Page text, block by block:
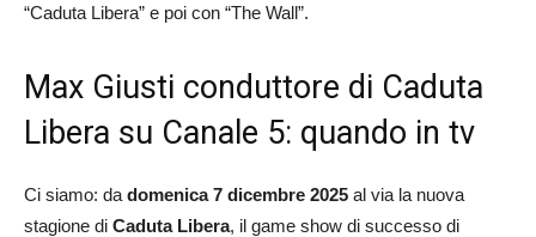
“Caduta Libera” e poi con “The Wall”.
Max Giusti conduttore di Caduta
Libera su Canale 5: quando in tv
Ci siamo: da domenica 7 dicembre 2025 al via la nuova
stagione di Caduta Libera, il game show di successo di